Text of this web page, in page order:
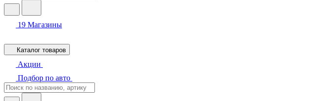
19 Магазины
Каталог товаров
Акции
Подбор по авто